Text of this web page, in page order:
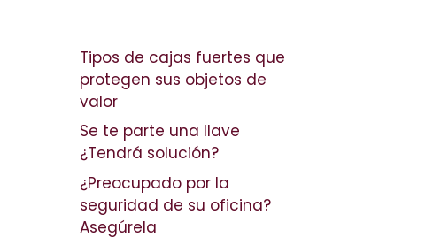
Tipos de cajas fuertes que
protegen sus objetos de
valor
Se te parte una llave
¿Tendrá solución?
¿Preocupado por la
seguridad de su oficina?
Asegúrela